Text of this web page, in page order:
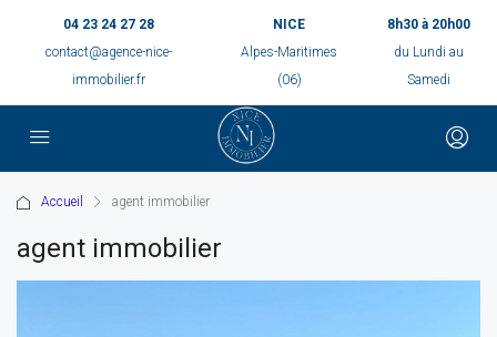
04 23 24 27 28
contact@agence-nice-
immobilier.fr
NICE
Alpes-Maritimes
(06)
8h30 à 20h00
du Lundi au
Samedi
Accueil agent immobilier
agent immobilier